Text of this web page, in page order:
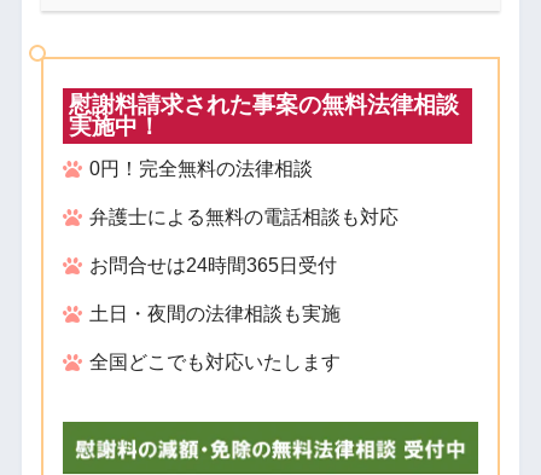
慰謝料請求された事案の無料法律相談
実施中！
0円！完全無料の法律相談
弁護士による無料の電話相談も対応
お問合せは24時間365日受付
土日・夜間の法律相談も実施
全国どこでも対応いたします